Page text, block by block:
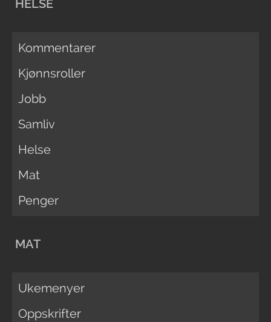
HELSE
Kommentarer
Kjønnsroller
Jobb
Samliv
Helse
Mat
Penger
MAT
Ukemenyer
Oppskrifter